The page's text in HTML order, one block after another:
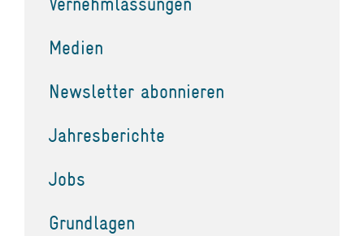
Medien
Newsletter abonnieren
Jahresberichte
Jobs
Grundlagen